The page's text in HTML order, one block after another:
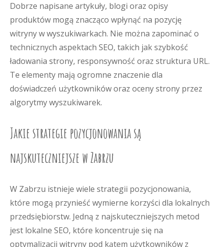
Dobrze napisane artykuły, blogi oraz opisy
produktów mogą znacząco wpłynąć na pozycję
witryny w wyszukiwarkach. Nie można zapominać o
technicznych aspektach SEO, takich jak szybkość
ładowania strony, responsywność oraz struktura URL.
Te elementy mają ogromne znaczenie dla
doświadczeń użytkowników oraz oceny strony przez
algorytmy wyszukiwarek.
Jakie strategie pozycjonowania są
najskuteczniejsze w Zabrzu
W Zabrzu istnieje wiele strategii pozycjonowania,
które mogą przynieść wymierne korzyści dla lokalnych
przedsiębiorstw. Jedną z najskuteczniejszych metod
jest lokalne SEO, które koncentruje się na
optymalizacji witryny pod kątem użytkowników z